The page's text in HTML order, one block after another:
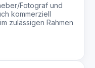
Fotograf und
kommerziell
zulässigen Rahmen